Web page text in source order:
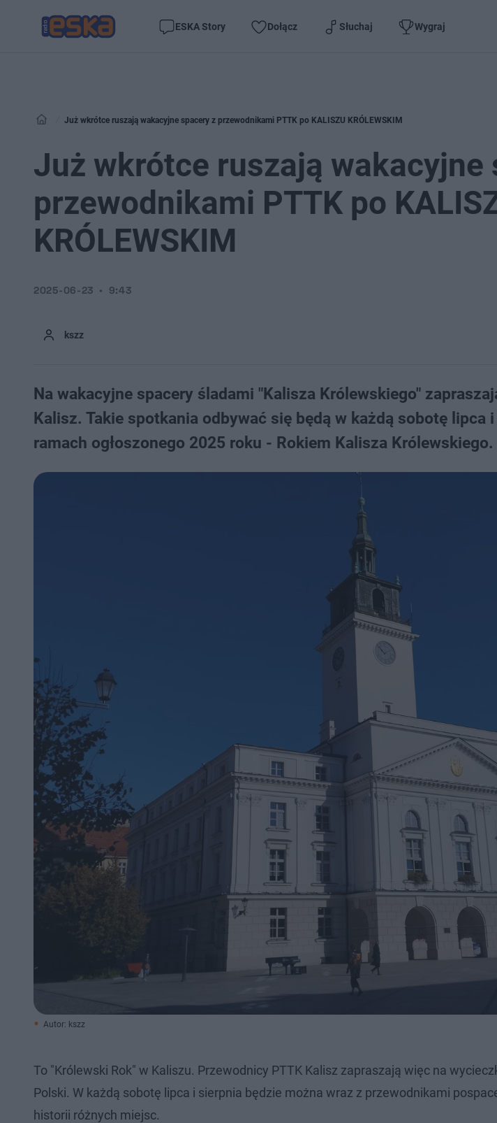
ESKA Story Dołącz Słuchaj Wygraj
Już wkrótce ruszają wakacyjne spacery z przewodnikami PTTK po KALISZU KRÓLEWSKIM
Już wkrótce ruszają wakacyjne
przewodnikami PTTK po
KRÓLEWSKIM
kszz
2025-06-23 9:43
Na wakacyjne spacery śladami "Kalisza Królewskiego"
Kalisz. Takie spotkania odbywać się będą w każdą sobotę lipca
ramach ogłoszonego 2025 roku - Rokiem Kalisza Królewskiego.
Autor: kszz
To "Królewski Rok" w Kaliszu. Przewodnicy PTTK Kalisz zapraszają więc na
Polski. W każdą sobotę lipca i sierpnia będzie można wraz z przewodnikami
historii różnych miejsc.